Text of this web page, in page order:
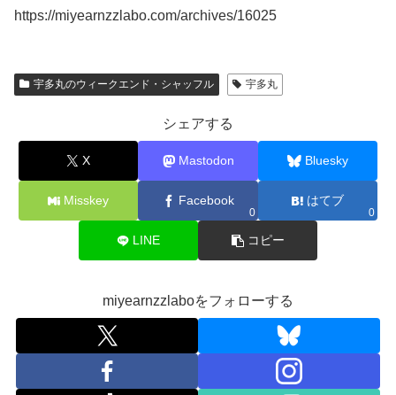
https://miyearnzzlabo.com/archives/16025
宇多丸のウィークエンド・シャッフル 宇多丸
シェアする
X Mastodon Bluesky
Misskey Facebook
0
はてブ
0
LINE コピー
miyearnzzlaboをフォローする